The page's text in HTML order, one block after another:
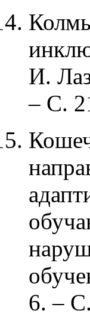
И.
– С.
6. –